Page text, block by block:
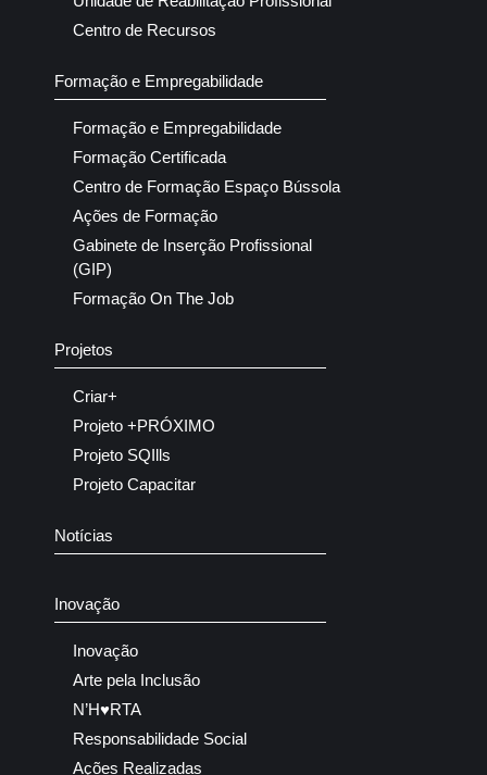
Centro de Recursos
Formação e Empregabilidade
Formação e Empregabilidade
Formação Certificada
Centro de Formação Espaço Bússola
Ações de Formação
Gabinete de Inserção Profissional
(GIP)
Formação On The Job
Projetos
Criar+
Projeto +PRÓXIMO
Projeto SQIlls
Projeto Capacitar
Notícias
Inovação
Inovação
Arte pela Inclusão
N’H♥RTA
Responsabilidade Social
Ações Realizadas